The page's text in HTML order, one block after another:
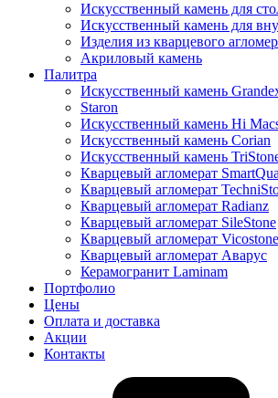
Искусственный камень для
Искусственный камень для
Изделия из кварцевого
Акриловый камень
Палитра
Искусственный камень
Staron
Искусственный камень Hi
Искусственный камень Corian
Искусственный камень
Кварцевый агломерат
Кварцевый агломерат
Кварцевый агломерат Radianz
Кварцевый агломерат SileStone
Кварцевый агломерат Vicostone
Кварцевый агломерат Аварус
Керамогранит Laminam
Портфолио
Цены
Оплата и доставка
Акции
Контакты